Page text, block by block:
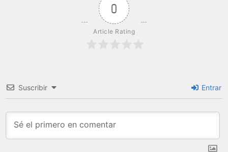
0
Article Rating
Suscribir Entrar